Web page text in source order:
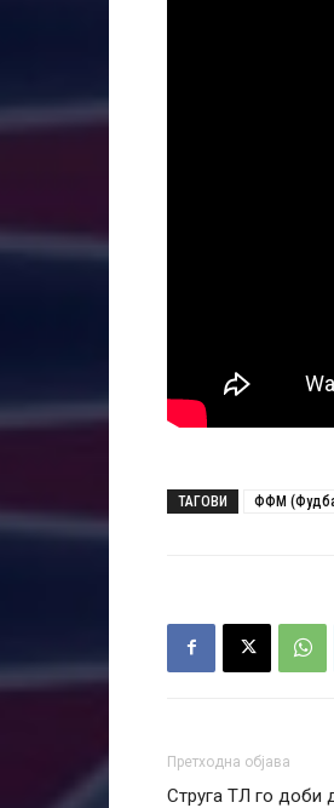
ТАГОВИ ФФМ
Претходна објава
Струга ТЛ го доби